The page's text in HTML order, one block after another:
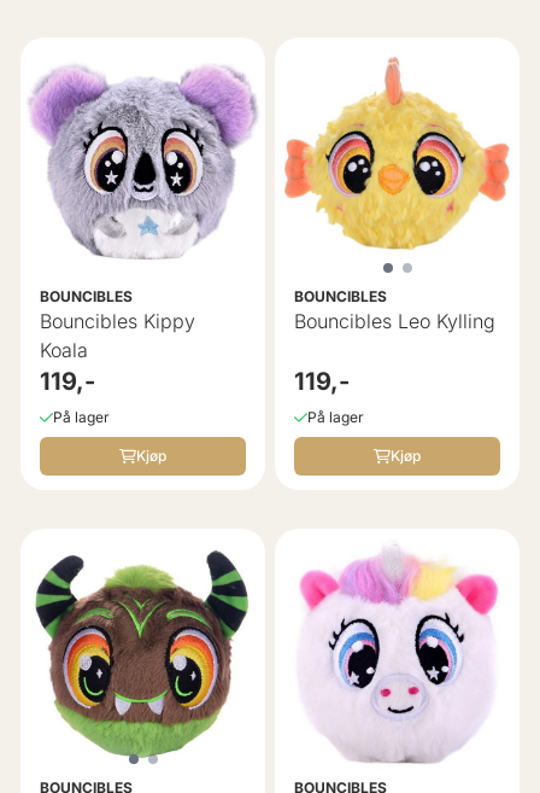
BOUNCIBLES
Bouncibles Kippy
Koala
119,-
På lager
Kjøp
BOUNCIBLES
Bouncibles Leo Kylling
119,-
På lager
Kjøp
BOUNCIBLES BOUNCIBLES